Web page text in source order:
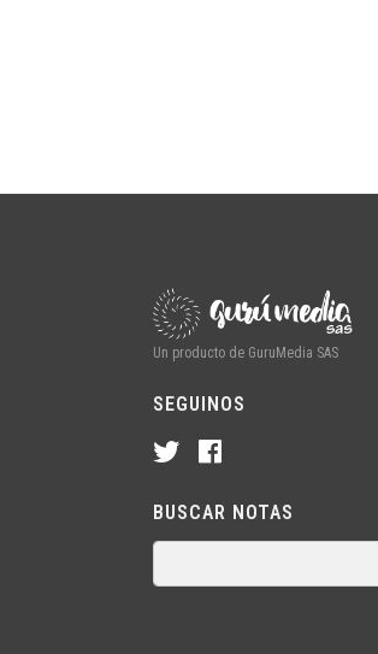
Un producto de GuruMedia SAS
SEGUINOS
BUSCAR NOTAS